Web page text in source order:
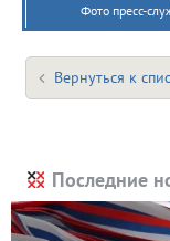
Фото пресс-
Вернуться к
Последние